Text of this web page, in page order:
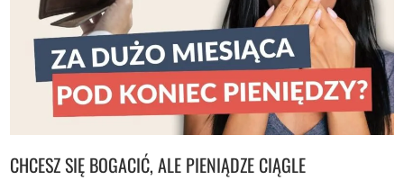
CHCESZ SIĘ BOGACIĆ, ALE PIENIĄDZE CIĄGLE